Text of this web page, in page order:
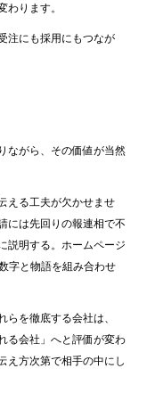
わります。
注にも採用にもつなが
ながら、その価値が当然
える工夫が欠かせませ
には先回りの報連相で不
説明する。ホームページ
字と物語を組み合わせ
らを徹底する会社は、
る会社」へと評価が変わ
え方次第で相手の中にし